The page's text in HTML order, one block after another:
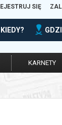
SIĘ
KIEDY?
KARNETY